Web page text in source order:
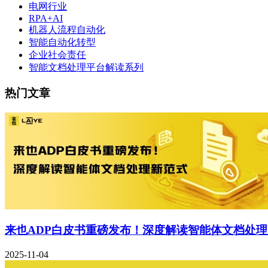
电网行业
RPA+AI
机器人流程自动化
智能自动化转型
企业社会责任
智能文档处理平台解读系列
热门文章
来也ADP白皮书重磅发布！深度解读智能体文档处
2025-11-04